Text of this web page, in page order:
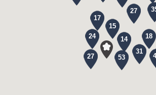
27
53
14
17
15
18
24
31
27